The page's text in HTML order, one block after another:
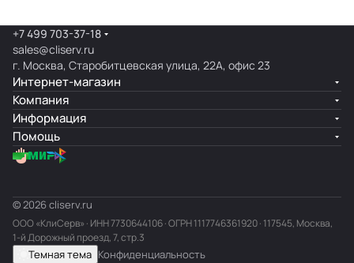
+7 499 703-37-18
sales@cliserv.ru
г. Москва, Старобитцевская улица, 22А, офис 23
Интернет-магазин
Компания
Информация
Помощь
© 2026 cliserv.ru
ООО «КлиСерв» · ИНН7730644106· ОГРН 1117746361920 · 117545, Москва,
1-й Дорожный проезд, 7, стр.3
Темная тема Конфиденциальность